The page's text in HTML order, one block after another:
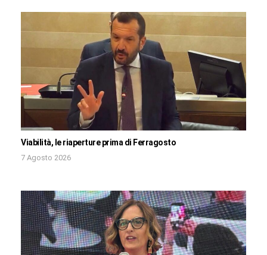
Viabilità, le riaperture prima di Ferragosto
7 Agosto 2026